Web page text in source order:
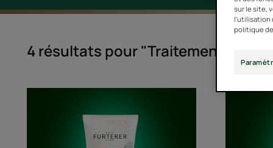
4 résultats pour "Traitements et
sur le site,
l'utilisation
politique